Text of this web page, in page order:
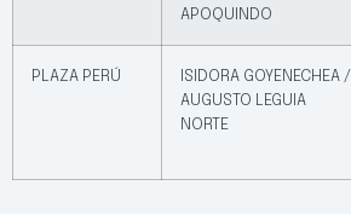
APOQUINDO
PLAZA PERÚ
ISIDORA GOYENECHEA /
AUGUSTO LEGUIA
NORTE